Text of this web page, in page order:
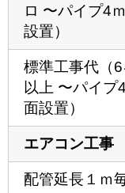
ロ 〜パイプ4
設置）
標準工事代（6
以上 〜パイプ
⾯設置）
エアコン工事
配管延長１ｍ